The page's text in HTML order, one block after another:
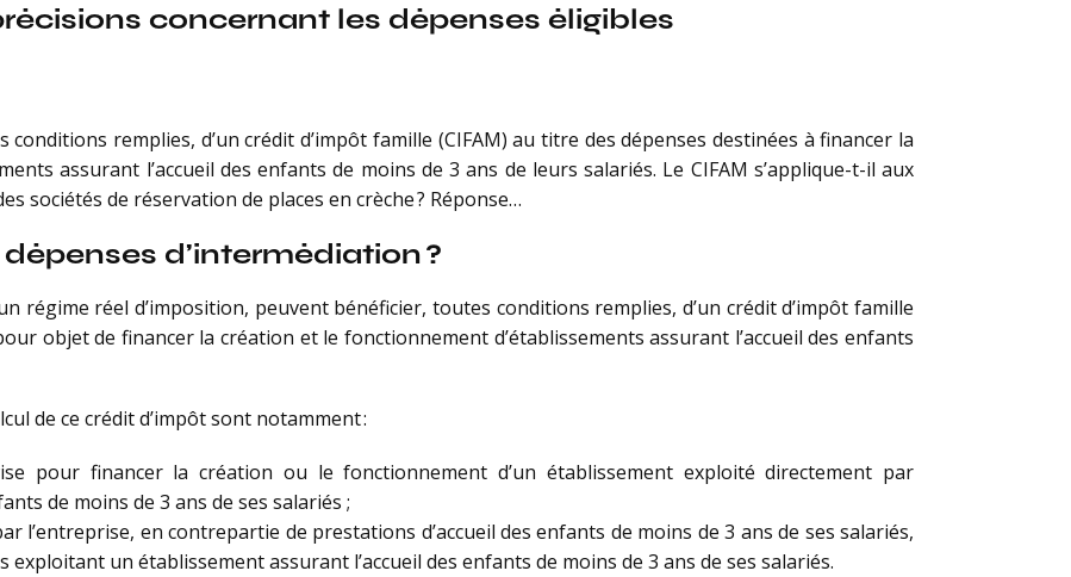
concernant les dépenses éligibles
remplies, d’un crédit d’impôt famille (CIFAM) au titre des dépenses destinées à financer la
assurant l’accueil des enfants de moins de 3 ans de leurs salariés. Le CIFAM s’applique-t-il aux
sociétés de réservation de places en crèche ? Réponse…
d’intermédiation ?
régime réel d’imposition, peuvent bénéficier, toutes conditions remplies, d’un crédit d’impôt famille
objet de financer la création et le fonctionnement d’établissements assurant l’accueil des enfants
de ce crédit d’impôt sont notamment :
pour financer la création ou le fonctionnement d’un établissement exploité directement par
de moins de 3 ans de ses salariés ;
l’entreprise, en contrepartie de prestations d’accueil des enfants de moins de 3 ans de ses salariés,
un établissement assurant l’accueil des enfants de moins de 3 ans de ses salariés.